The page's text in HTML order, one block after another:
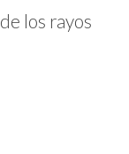
los rayos